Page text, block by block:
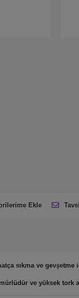
Ekle
sıkma ve gevşetme
ve yüksek tork